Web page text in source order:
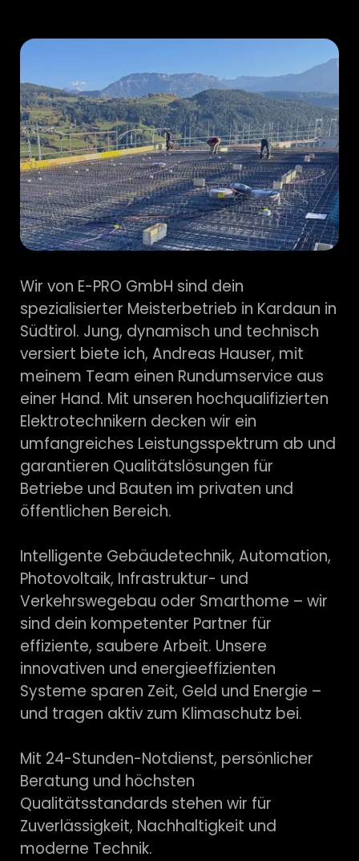
Wir von E-PRO GmbH sind dein
spezialisierter Meisterbetrieb in Kardaun in
Südtirol. Jung, dynamisch und technisch
versiert biete ich, Andreas Hauser, mit
meinem Team einen Rundumservice aus
einer Hand. Mit unseren hochqualifizierten
Elektrotechnikern decken wir ein
umfangreiches Leistungsspektrum ab und
garantieren Qualitätslösungen für
Betriebe und Bauten im privaten und
öffentlichen Bereich.
Intelligente Gebäudetechnik, Automation,
Photovoltaik, Infrastruktur- und
Verkehrswegebau oder Smarthome – wir
sind dein kompetenter Partner für
effiziente, saubere Arbeit. Unsere
innovativen und energieeffizienten
Systeme sparen Zeit, Geld und Energie –
und tragen aktiv zum Klimaschutz bei.
Mit 24-Stunden-Notdienst, persönlicher
Beratung und höchsten
Qualitätsstandards stehen wir für
Zuverlässigkeit, Nachhaltigkeit und
moderne Technik.